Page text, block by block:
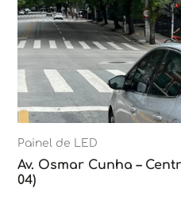
Painel de LED
Av. Osmar Cunha –
04)